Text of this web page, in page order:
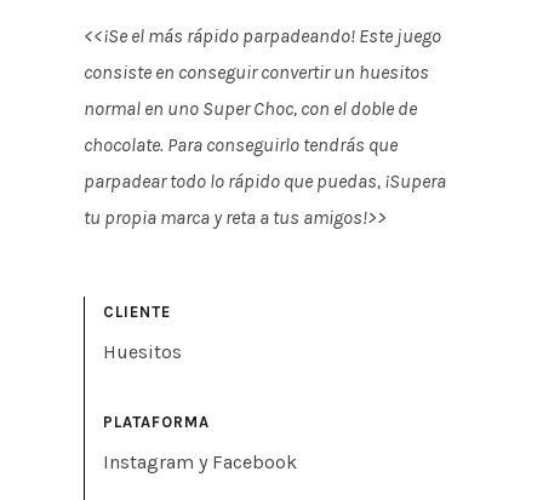
<<¡Se el más rápido parpadeando! Este juego
consiste en conseguir convertir un huesitos
normal en uno Super Choc, con el doble de
chocolate. Para conseguirlo tendrás que
parpadear todo lo rápido que puedas, ¡Supera
tu propia marca y reta a tus amigos!>>
CLIENTE
Huesitos
PLATAFORMA
Instagram y Facebook